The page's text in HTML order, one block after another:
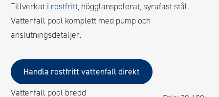
Tillverkat i rostfritt, högglanspolerat, syrafast stål.
Vattenfall pool komplett med pump och
anslutningsdetaljer.
Handla rostfritt vattenfall direkt
Vattenfall pool bredd